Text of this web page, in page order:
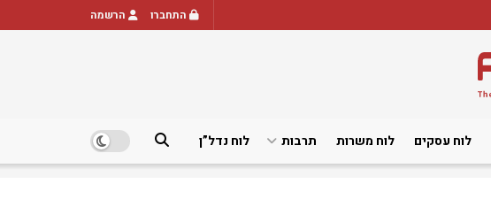
התחברו הרשמה
לוח עסקים לוח משרות תרבות לוח נדל”ן